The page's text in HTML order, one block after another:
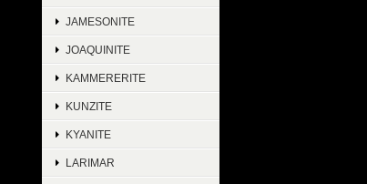
JAMESONITE
JOAQUINITE
KAMMERERITE
KUNZITE
KYANITE
LARIMAR